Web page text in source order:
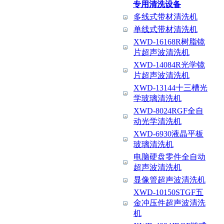
专用清洗设备
多线式带材清洗机
单线式带材清洗机
XWD-16168R树脂镜
片超声波清洗机
XWD-14084R光学镜
片超声波清洗机
XWD-13144十三槽光
学玻璃清洗机
XWD-8024RGF全自
动光学清洗机
XWD-6930液晶平板
玻璃清洗机
电脑硬盘零件全自动
超声波清洗机
显像管超声波清洗机
XWD-10150STGF五
金冲压件超声波清洗
机